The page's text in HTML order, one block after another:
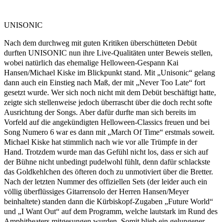
UNISONIC
Nach dem durchweg mit guten Kritiken überschütteten Debüt
durften UNISONIC nun ihre Live-Qualitäten unter Beweis stellen,
wobei natürlich das ehemalige Helloween-Gespann Kai
Hansen/Michael Kiske im Blickpunkt stand. Mit „Unisonic“ gelang
dann auch ein Einstieg nach Maß, der mit „Never Too Late“ fort
gesetzt wurde. Wer sich noch nicht mit dem Debüt beschäftigt hatte,
zeigte sich stellenweise jedoch überrascht über die doch recht softe
Ausrichtung der Songs. Aber dafür durfte man sich bereits im
Vorfeld auf die angekündigten Helloween-Classics freuen und bei
Song Numero 6 war es dann mit „March Of Time“ erstmals soweit.
Michael Kiske hat stimmlich nach wie vor alle Trümpfe in der
Hand. Trotzdem wurde man das Gefühl nicht los, dass er sich auf
der Bühne nicht unbedingt pudelwohl fühlt, denn dafür schlackste
das Goldkehlchen des öfteren doch zu unmotiviert über die Bretter.
Nach der letzten Nummer des offiziellen Sets (der leider auch ein
völlig überflüssiges Gitarrensolo der Herren Hansen/Meyer
beinhaltete) standen dann die Kürbiskopf-Zugaben „Future World“
und „I Want Out“ auf dem Programm, welche lautstark im Rund des